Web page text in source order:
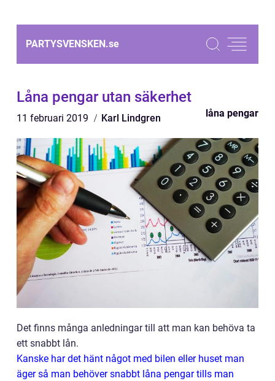
PARTYSVENSKEN.se
Låna pengar utan säkerhet
11 februari 2019 Karl Lindgren låna pengar
Det finns många anledningar till att man kan behöva ta
ett snabbt lån.
Kanske har det hänt något med bilen eller huset man
äger så man behöver snabbt låna pengar tills man